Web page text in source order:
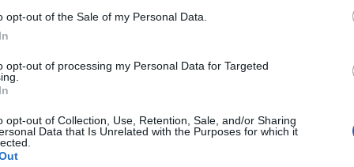
opt-out of the Sale of my Personal Data.
opt-out of processing my Personal Data for Targeted
opt-out of Collection, Use, Retention, Sale, and/or Sharing
Data that Is Unrelated with the Purposes for which it
του.
δεν έχουν ήδη θολώσει, το δικαίωμα
σύμφωνα με την ισχύουσα ελληνική και ευρωπαϊκή
είτε διαγράφονται. Το δικαίωμα
περιοχή αναρτηθεί στον ιστότοπο, εκτός